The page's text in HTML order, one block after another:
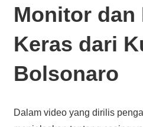
Monitor dan
Keras dari
Bolsonaro
Dalam video yang dirilis